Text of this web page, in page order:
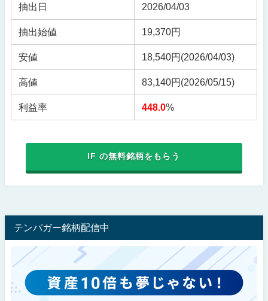
抽出日 2026/04/03
抽出始値 19,370円
安値 18,540円 (2026/04/03)
高値 83,140円 (2026/05/15)
利益率 448.0%
IF の無料銘柄をもらう
テンバガー銘柄配信中